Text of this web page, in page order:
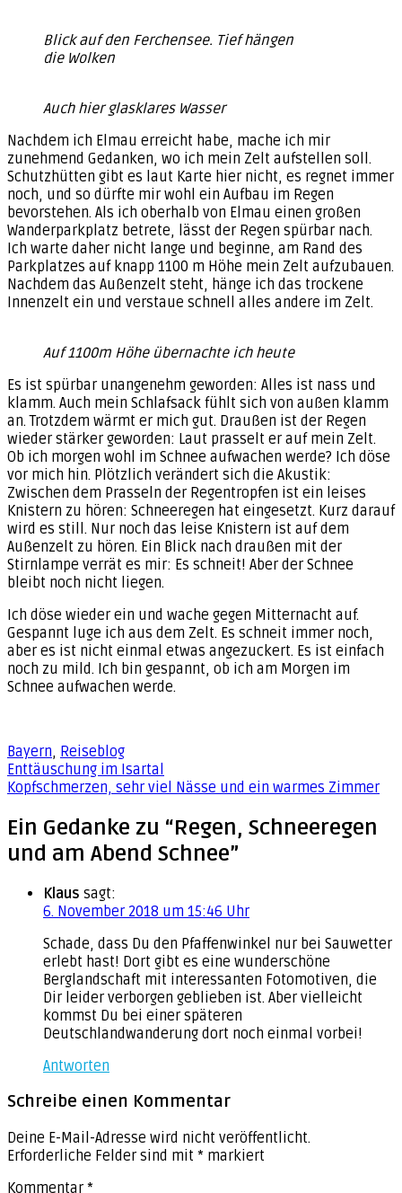
Blick auf den Ferchensee. Tief hängen
die Wolken
Auch hier glasklares Wasser
Nachdem ich Elmau erreicht habe, mache ich mir
zunehmend Gedanken, wo ich mein Zelt aufstellen soll.
Schutzhütten gibt es laut Karte hier nicht, es regnet immer
noch, und so dürfte mir wohl ein Aufbau im Regen
bevorstehen. Als ich oberhalb von Elmau einen großen
Wanderparkplatz betrete, lässt der Regen spürbar nach.
Ich warte daher nicht lange und beginne, am Rand des
Parkplatzes auf knapp 1100 m Höhe mein Zelt aufzubauen.
Nachdem das Außenzelt steht, hänge ich das trockene
Innenzelt ein und verstaue schnell alles andere im Zelt.
Auf 1100m Höhe übernachte ich heute
Es ist spürbar unangenehm geworden: Alles ist nass und
klamm. Auch mein Schlafsack fühlt sich von außen klamm
an. Trotzdem wärmt er mich gut. Draußen ist der Regen
wieder stärker geworden: Laut prasselt er auf mein Zelt.
Ob ich morgen wohl im Schnee aufwachen werde? Ich döse
vor mich hin. Plötzlich verändert sich die Akustik:
Zwischen dem Prasseln der Regentropfen ist ein leises
Knistern zu hören: Schneeregen hat eingesetzt. Kurz darauf
wird es still. Nur noch das leise Knistern ist auf dem
Außenzelt zu hören. Ein Blick nach draußen mit der
Stirnlampe verrät es mir: Es schneit! Aber der Schnee
bleibt noch nicht liegen.
Ich döse wieder ein und wache gegen Mitternacht auf.
Gespannt luge ich aus dem Zelt. Es schneit immer noch,
aber es ist nicht einmal etwas angezuckert. Es ist einfach
noch zu mild. Ich bin gespannt, ob ich am Morgen im
Schnee aufwachen werde.
Bayern, Reiseblog
Beitragsnavigation
Enttäuschung im Isartal
Kopfschmerzen, sehr viel Nässe und ein warmes Zimmer
Ein Gedanke zu “Regen, Schneeregen
und am Abend Schnee”
Klaus sagt:
6. November 2018 um 15:46 Uhr
Schade, dass Du den Pfaffenwinkel nur bei Sauwetter
erlebt hast! Dort gibt es eine wunderschöne
Berglandschaft mit interessanten Fotomotiven, die
Dir leider verborgen geblieben ist. Aber vielleicht
kommst Du bei einer späteren
Deutschlandwanderung dort noch einmal vorbei!
Antworten
Schreibe einen Kommentar
Deine E-Mail-Adresse wird nicht veröffentlicht.
Erforderliche Felder sind mit * markiert
Kommentar *